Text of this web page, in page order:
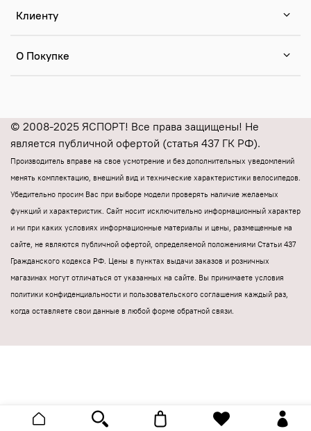
Клиенту
О Покупке
© 2008-2025 ЯСПОРТ! Все права защищены! Не
является публичной офертой (статья 437 ГК РФ).
Производитель вправе на свое усмотрение и без дополнительных уведомлений
менять комплектацию, внешний вид и технические характеристики велосипедов.
Убедительно просим Вас при выборе модели проверять наличие желаемых
функций и характеристик. Cайт носит исключительно информационный характер
и ни при каких условиях информационные материалы и цены, размещенные на
сайте, не являются публичной офертой, определяемой положениями Статьи 437
Гражданского кодекса РФ. Цены в пунктах выдачи заказов и розничных
магазинах могут отличаться от указанных на сайте. Вы принимаете условия
политики конфиденциальности и пользовательского соглашения каждый раз,
когда оставляете свои данные в любой форме обратной связи.